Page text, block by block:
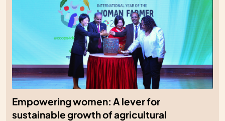
Empowering women: A lever for
sustainable growth of agricultural